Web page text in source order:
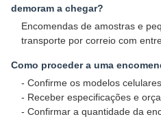
demoram a chegar?
Encomendas de amostras e
transporte por correio com
Como proceder a uma
- Confirme os modelos
- Receber especificações e
- Confirmar a quantidade da